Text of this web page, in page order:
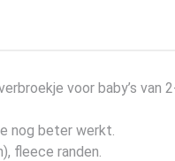
voor baby’s
nog beter werkt.
fleece randen.